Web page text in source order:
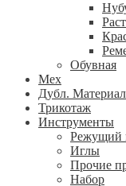
Обувная
Мех
Дубл. Материал
Трикотаж
Инструменты
Режущий
Иглы
Прочие
Набор